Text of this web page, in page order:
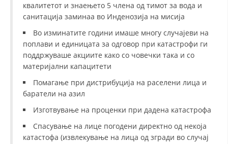
СОЦИЈАЛНО ХУМАНИТАРНА ДЕЈНОСТ
ПОДГОТВЕНОСТ И ДЕЈСТВО ПРИ КАТАСТРОФИ
ТИМОВИ НА ООЦК
СПАСИТЕЛНА СТАНИЦА ВОДНО
ИСТРАЖУВАЊЕ НА ЈАВНО МИСЛЕЊЕ
квалитетот и знаењето 5 члена од тимот за вода и
санитација заминаа во Инденозија на мисија
Во изминатите години имаше многу случајеви на
поплави и единицата за одговор при катастрофи ги
поддржуваше акциите како со човечки така и со
материјални капацитети
Помагање при дистрибуција на раселени лица и
баратели на азил
Изготвување на проценки при дадена катастрофа
Спасување на лице погодени директно од некоја
катастофа (извлекување на лица од згради во случај